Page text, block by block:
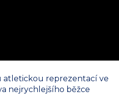
atletickou reprezentací ve
nejrychlejšího běžce